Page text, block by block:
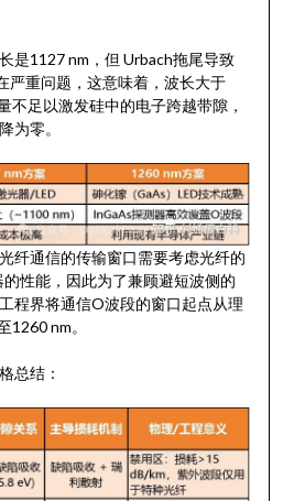
是1127 nm，但 Urbach拖尾导致
严重问题，这意味着，波长大于
不足以激发硅中的电子跨越带隙，
为零。
纤通信的传输窗口需要考虑光纤的
性能，因此为了兼顾避短波侧的
程界将通信O波段的窗口起点从理
1260 nm。
总结：